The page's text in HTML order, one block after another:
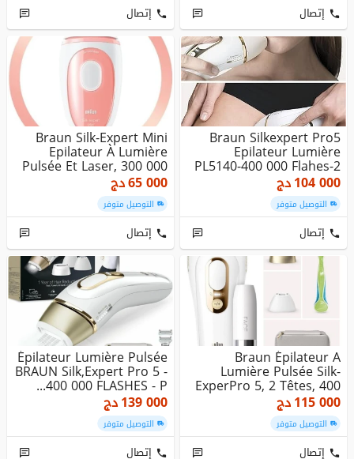
إتصال إتصال
Braun Silkexpert Pro5
Epilateur Lumière
PL5140-400 000 Flahes-2
Tetes ...
104 000دج
التوصيل متوفر
إتصال
Braun Silk-Expert Mini
Epilateur À Lumière
Pulsée Et Laser, 300 000
F...
65 000دج
التوصيل متوفر
إتصال
Braun Épilateur A
Lumière Pulsée Silk-
ExperPro 5, 2 Têtes, 400
000 Fla...
115 000دج
التوصيل متوفر
إتصال
Épilateur Lumière Pulsée
BRAUN Silk,expert Pro 5 -
400 000 FLASHES - P...
139 000دج
التوصيل متوفر
إتصال